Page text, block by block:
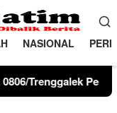
NASIONAL
Siswa Lewat